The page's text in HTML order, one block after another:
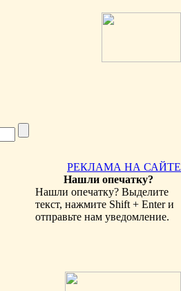
РЕКЛАМА НА САЙТЕ
Нашли опечатку?
Нашли опечатку? Выделите
текст, нажмите Shift + Enter и
отправьте нам уведомление.